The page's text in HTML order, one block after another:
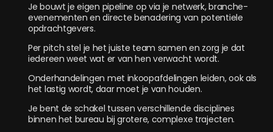
Je bouwt je eigen pipeline op via je netwerk, branche-
evenementen en directe benadering van potentiele
opdrachtgevers.
Per pitch stel je het juiste team samen en zorg je dat
iedereen weet wat er van hen verwacht wordt.
Onderhandelingen met inkoopafdelingen leiden, ook als
het lastig wordt, daar moet je van houden.
Je bent de schakel tussen verschillende disciplines
binnen het bureau bij grotere, complexe trajecten.